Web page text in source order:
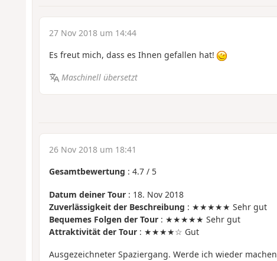
27 Nov 2018 um 14:44
Es freut mich, dass es Ihnen gefallen hat!
Maschinell übersetzt
26 Nov 2018 um 18:41
Gesamtbewertung : 4.7/ 5
Datum deiner Tour: 18. Nov 2018
Zuverlässigkeit der Beschreibung : ★★★★★ Sehr gut
Bequemes Folgen der Tour: ★★★★★ Sehr gut
Attraktivität der Tour: ★★★★☆ Gut
Ausgezeichneter Spaziergang. Werde ich wieder machen